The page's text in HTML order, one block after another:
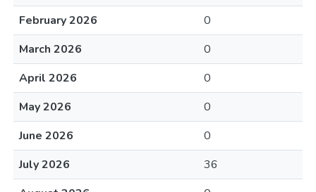
February 2026
0
March 2026
0
April 2026
0
May 2026
0
June 2026
0
July 2026
36